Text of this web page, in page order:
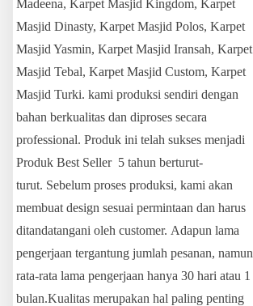
Madeena, Karpet Masjid Kingdom, Karpet
Masjid Dinasty, Karpet Masjid Polos, Karpet
Masjid Yasmin, Karpet Masjid Iransah, Karpet
Masjid Tebal, Karpet Masjid Custom, Karpet
Masjid Turki. kami produksi sendiri dengan
bahan berkualitas dan diproses secara
professional. Produk ini telah sukses menjadi
Produk Best Seller 5 tahun berturut-
turut. Sebelum proses produksi, kami akan
membuat design sesuai permintaan dan harus
ditandatangani oleh customer. Adapun lama
pengerjaan tergantung jumlah pesanan, namun
rata-rata lama pengerjaan hanya 30 hari atau 1
bulan.Kualitas merupakan hal paling penting